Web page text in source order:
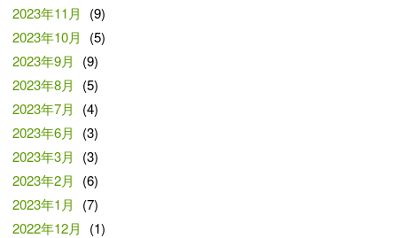
2023年11月
(9)
2023年10月
(5)
2023年9月
(9)
2023年8月
(5)
2023年7月
(4)
2023年6月
(3)
2023年3月
(3)
2023年2月
(6)
2023年1月
(7)
2022年12月
(1)